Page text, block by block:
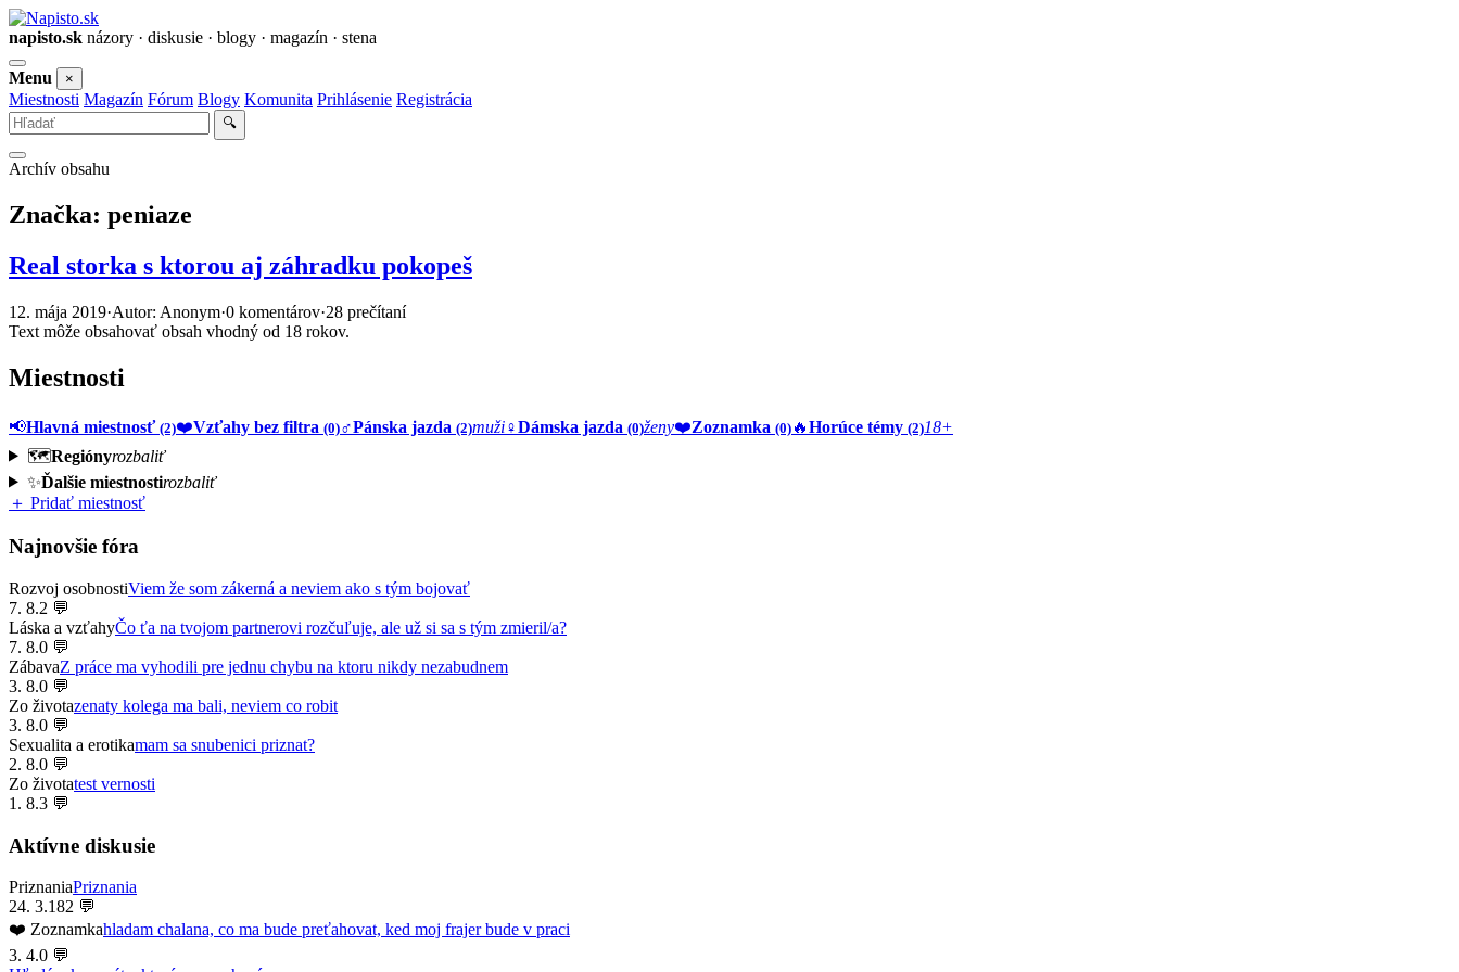
napisto.sk názory · diskusie · blogy · magazín · stena
Otvoriť
menu
Menu ×
Miestnosti Magazín Fórum Blogy Komunita Prihlásenie Registrácia
Vyhľadať
🔍
Archív obsahu
Značka: peniaze
Real storka s ktorou aj záhradku pokopeš
12. mája 2019·Autor: Anonym·0 komentárov·28 prečítaní
Text môže obsahovať obsah vhodný od 18 rokov.
Miestnosti
📢Hlavná miestnosť (2)❤️Vzťahy bez filtra (0)♂️Pánska jazda (2)muži♀️Dámska jazda (0)ženy❤️Zoznamka (0) 🔥Horúce témy (2)18+
🗺️Regiónyrozbaliť
✨Ďalšie miestnostirozbaliť
＋ Pridať miestnosť
Najnovšie fóra
Rozvoj osobnostiViem že som zákerná a neviem ako s tým bojovať
7. 8.2 💬
Láska a vzťahyČo ťa na tvojom partnerovi rozčuľuje, ale už si sa s tým zmieril/a?
7. 8.0 💬
ZábavaZ práce ma vyhodili pre jednu chybu na ktoru nikdy nezabudnem
3. 8.0 💬
Zo životazenaty kolega ma bali, neviem co robit
3. 8.0 💬
Sexualita a erotikamam sa snubenici priznat?
2. 8.0 💬
Zo životatest vernosti
1. 8.3 💬
Aktívne diskusie
PriznaniaPriznania
24. 3.182 💬
❤️ Zoznamkahladam chalana, co ma bude preťahovat, ked moj frajer bude v praci
3. 4.0 💬